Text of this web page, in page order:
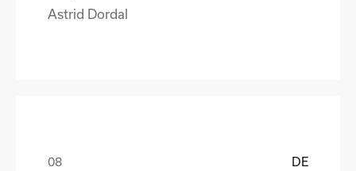
Astrid Dordal
DE